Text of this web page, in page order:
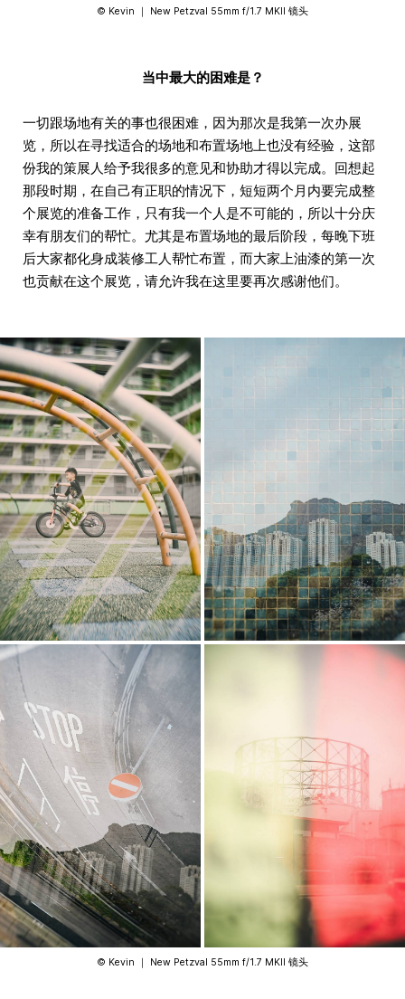
©️ Kevin ｜ New Petzval 55mm f/1.7 MKII 镜头
当中最大的困难是？
一切跟场地有关的事也很困难，因为那次是我第一次办展
览，所以在寻找适合的场地和布置场地上也没有经验，这部
份我的策展人给予我很多的意见和协助才得以完成。回想起
那段时期，在自己有正职的情况下，短短两个月内要完成整
个展览的准备工作，只有我一个人是不可能的，所以十分庆
幸有朋友们的帮忙。尤其是布置场地的最后阶段，每晚下班
后大家都化身成装修工人帮忙布置，而大家上油漆的第一次
也贡献在这个展览，请允许我在这里要再次感谢他们。
©️ Kevin ｜ New Petzval 55mm f/1.7 MKII 镜头